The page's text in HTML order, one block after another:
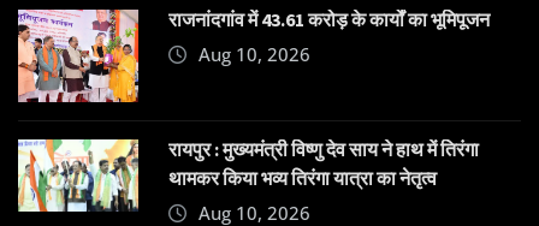
राजनांदगांव में 43.61 करोड़ के कार्यों का भूमिपूजन
Aug 10, 2026
रायपुर : मुख्यमंत्री विष्णु देव साय ने हाथ में तिरंगा
थामकर किया भव्य तिरंगा यात्रा का नेतृत्व
Aug 10, 2026